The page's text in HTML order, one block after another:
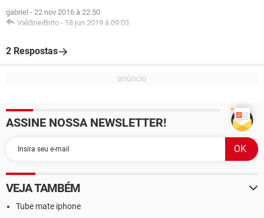
gabriel - 22 nov 2016 à 22:50
ValdineiBrito - 18 jun 2019 à 09:03
2 Respostas
ASSINE NOSSA NEWSLETTER!
VEJA TAMBÉM
Tube mate iphone